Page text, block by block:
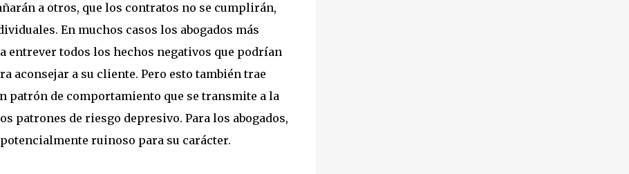
a otros, que los contratos no se cumplirán,
En muchos casos los abogados más
entrever todos los hechos negativos que podrían
aconsejar a su cliente. Pero esto también trae
patrón de comportamiento que se transmite a la
patrones de riesgo depresivo. Para los abogados,
ruinoso para su carácter.